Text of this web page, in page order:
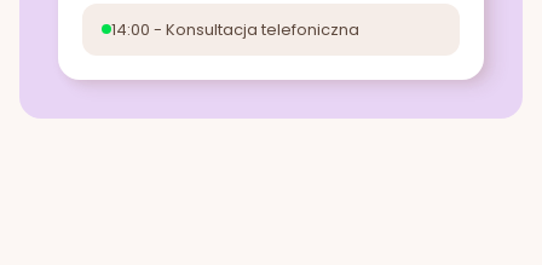
14:00 - Konsultacja telefoniczna